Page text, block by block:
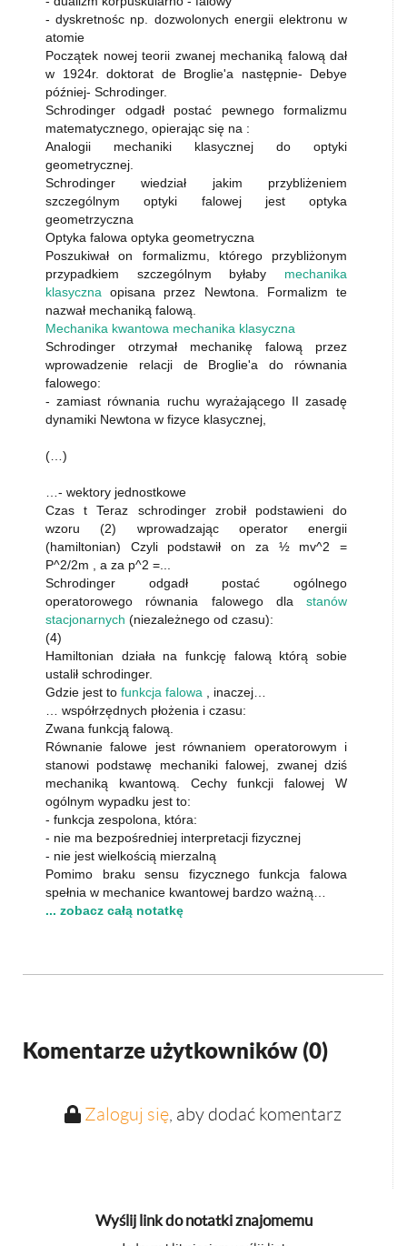
- dyskretnośc np. dozwolonych energii elektronu w
atomie
Początek nowej teorii zwanej mechaniką falową dał
w 1924r. doktorat de Broglie'a następnie- Debye
później- Schrodinger.
Schrodinger odgadł postać pewnego formalizmu
matematycznego, opierając się na :
Analogii mechaniki klasycznej do optyki
geometrycznej.
Schrodinger wiedział jakim przybliżeniem
szczególnym optyki falowej jest optyka
geometrzyczna
Optyka falowa optyka geometryczna
Poszukiwał on formalizmu, którego przybliżonym
przypadkiem szczególnym byłaby mechanika
klasyczna opisana przez Newtona. Formalizm te
nazwał mechaniką falową.
Mechanika kwantowa mechanika klasyczna
Schrodinger otrzymał mechanikę falową przez
wprowadzenie relacji de Broglie'a do równania
falowego:
- zamiast równania ruchu wyrażającego II zasadę
dynamiki Newtona w fizyce klasycznej,
(…)
…- wektory jednostkowe
Czas t Teraz schrodinger zrobił podstawieni do
wzoru (2) wprowadzając operator energii
(hamiltonian) Czyli podstawił on za ½ mv^2 =
P^2/2m , a za p^2 =...
Schrodinger odgadł postać ogólnego
operatorowego równania falowego dla stanów
stacjonarnych (niezależnego od czasu):
(4)
Hamiltonian działa na funkcję falową którą sobie
ustalił schrodinger.
Gdzie jest to funkcja falowa , inaczej…
… współrzędnych płożenia i czasu:
Zwana funkcją falową.
Równanie falowe jest równaniem operatorowym i
stanowi podstawę mechaniki falowej, zwanej dziś
mechaniką kwantową. Cechy funkcji falowej W
ogólnym wypadku jest to:
- funkcja zespolona, która:
- nie ma bezpośredniej interpretacji fizycznej
- nie jest wielkością mierzalną
Pomimo braku sensu fizycznego funkcja falowa
spełnia w mechanice kwantowej bardzo ważną…
... zobacz całą notatkę
Komentarze użytkowników (0)
Zaloguj się, aby dodać komentarz
Wyślij link do notatki znajomemu